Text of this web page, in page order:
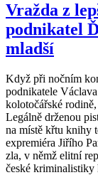
Vražda z
podnikatel
mladší
Když při nočním
podnikatele
kolotočářské
Legálně drženou
na místě křtu knihy
expremiéra Jiřího
zla, v němž elitní
české kriminalistiky